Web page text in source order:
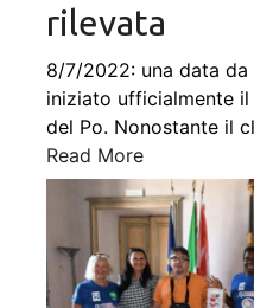
rilevata
8/7/2022: una data da
iniziato ufficialmente
del Po. Nonostante il
Read More